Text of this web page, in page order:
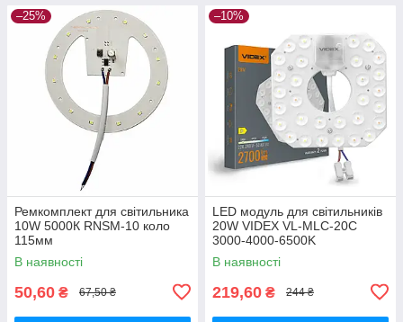
–25%
Ремкомплект для світильника
10W 5000К RNSM-10 коло
115мм
В наявності
50,60 ₴ 67,50 ₴
–10%
LED модуль для світильників
20W VIDEX VL-MLC-20C
3000-4000-6500K
В наявності
219,60 ₴ 244 ₴